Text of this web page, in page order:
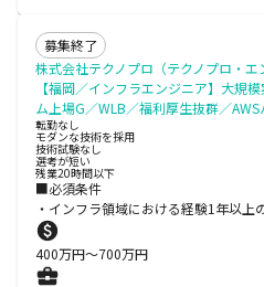
募集終了
株式会社テクノプロ（テクノプロ・エ
【福岡／インフラエンジニア】大規
ム上場G／WLB／福利厚生抜群／
転勤なし
モダンな技術を採用
技術試験なし
選考が短い
残業20時間以下
■必須条件
・インフラ領域における経験1年以上
400万円〜700万円